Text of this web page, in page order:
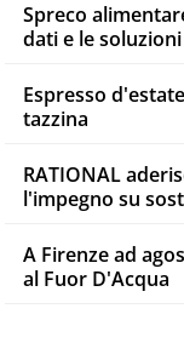
Spreco
dati e le soluzioni
Espresso
tazzina
RATIONAL
l'impegno su
A Firenze ad
al Fuor D'Acqua